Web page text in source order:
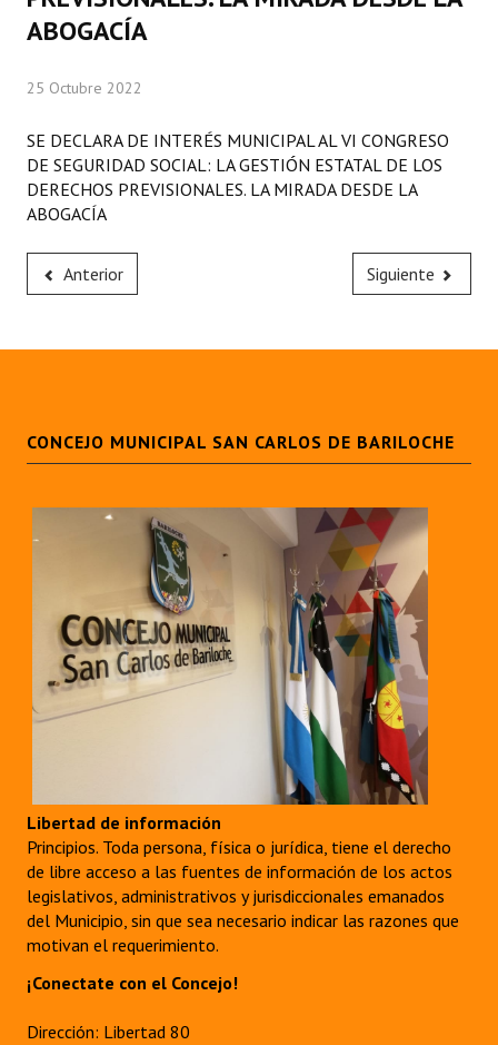
Concejales Mandato Cumplido
Constitución Nacional
Constitución Provincial
Digesto
DOCUMENTOS
Proyectos Presentados
Dictámenes Asesoría Letrada
Actas de Sesión
Informes de Unidad Coordinadora
Ejecución Presupuestaria
NORMATIVA
Comunicaciones
Declaraciones
ABOGACÍA
25 Octubre 2022
SE DECLARA DE INTERÉS MUNICIPAL AL VI CONGRESO
DE SEGURIDAD SOCIAL: LA GESTIÓN ESTATAL DE LOS
DERECHOS PREVISIONALES. LA MIRADA DESDE LA
ABOGACÍA
Anterior Siguiente
CONCEJO MUNICIPAL SAN CARLOS DE BARILOCHE
Libertad de información
Principios. Toda persona, física o jurídica, tiene el derecho
de libre acceso a las fuentes de información de los actos
legislativos, administrativos y jurisdiccionales emanados
del Municipio, sin que sea necesario indicar las razones que
motivan el requerimiento.
¡Conectate con el Concejo!
Dirección: Libertad 80